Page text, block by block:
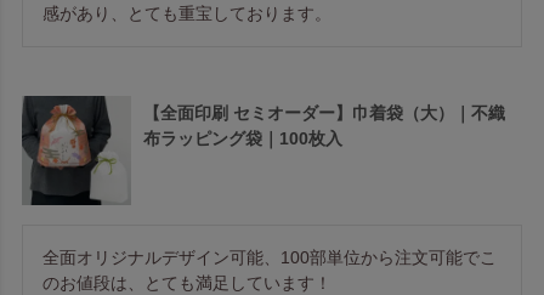
感があり、とても重宝しております。
【全面印刷 セミオーダー】巾着袋（大）｜不織
布ラッピング袋｜100枚入
全面オリジナルデザイン可能、100部単位から注文可能でこ
のお値段は、とても満足しています！